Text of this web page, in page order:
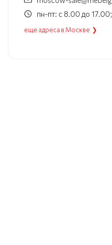
пн-пт: с 8.00 до
еще адреса в Москве ❯